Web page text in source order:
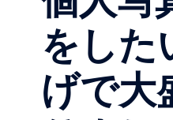
をした
げで大